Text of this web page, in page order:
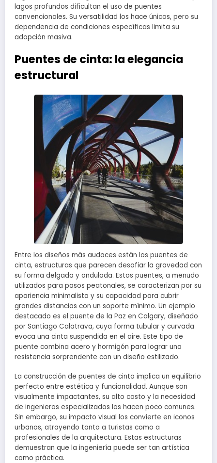
lagos profundos dificultan el uso de puentes
convencionales. Su versatilidad los hace únicos, pero su
dependencia de condiciones específicas limita su
adopción masiva.
Puentes de cinta: la elegancia
estructural
Entre los diseños más audaces están los puentes de
cinta, estructuras que parecen desafiar la gravedad con
su forma delgada y ondulada. Estos puentes, a menudo
utilizados para pasos peatonales, se caracterizan por su
apariencia minimalista y su capacidad para cubrir
grandes distancias con un soporte mínimo. Un ejemplo
destacado es el puente de la Paz en Calgary, diseñado
por Santiago Calatrava, cuya forma tubular y curvada
evoca una cinta suspendida en el aire. Este tipo de
puente combina acero y hormigón para lograr una
resistencia sorprendente con un diseño estilizado.
La construcción de puentes de cinta implica un equilibrio
perfecto entre estética y funcionalidad. Aunque son
visualmente impactantes, su alto costo y la necesidad
de ingenieros especializados los hacen poco comunes.
Sin embargo, su impacto visual los convierte en iconos
urbanos, atrayendo tanto a turistas como a
profesionales de la arquitectura. Estas estructuras
demuestran que la ingeniería puede ser tan artística
como práctica.